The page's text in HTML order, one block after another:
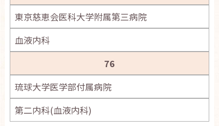
東京慈恵会医科大学附属第三病院
血液内科
76
琉球大学医学部付属病院
第二内科(血液内科)